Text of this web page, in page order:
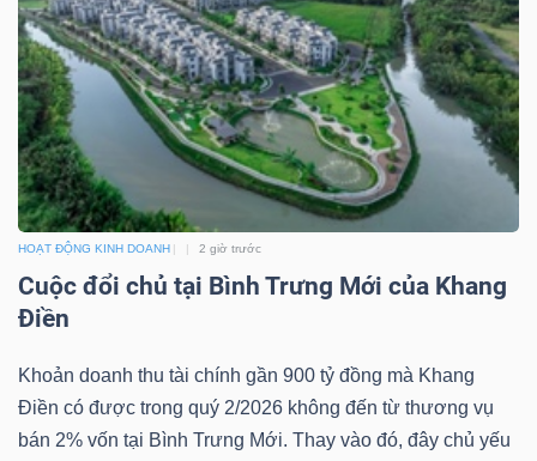
HOẠT ĐỘNG KINH DOANH 2 giờ trước
Cuộc đổi chủ tại Bình Trưng Mới của Khang
Điền
Khoản doanh thu tài chính gần 900 tỷ đồng mà Khang
Điền có được trong quý 2/2026 không đến từ thương vụ
bán 2% vốn tại Bình Trưng Mới. Thay vào đó, đây chủ yếu
TƯ
TRUY
XUẤT
DỮ
LIỆU
Ngành
(-)
VS-
SECTOR